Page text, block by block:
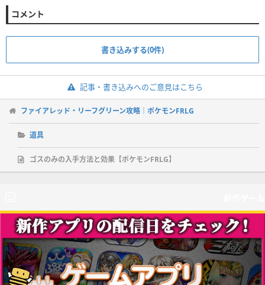
コメント
書き込みする(0件)
記事・書き込みへのご意見はこちら
ファイアレッド・リーフグリーン攻略｜ポケモンFRLG
道具
ゴスのみの入手方法と効果【ポケモンFRLG】